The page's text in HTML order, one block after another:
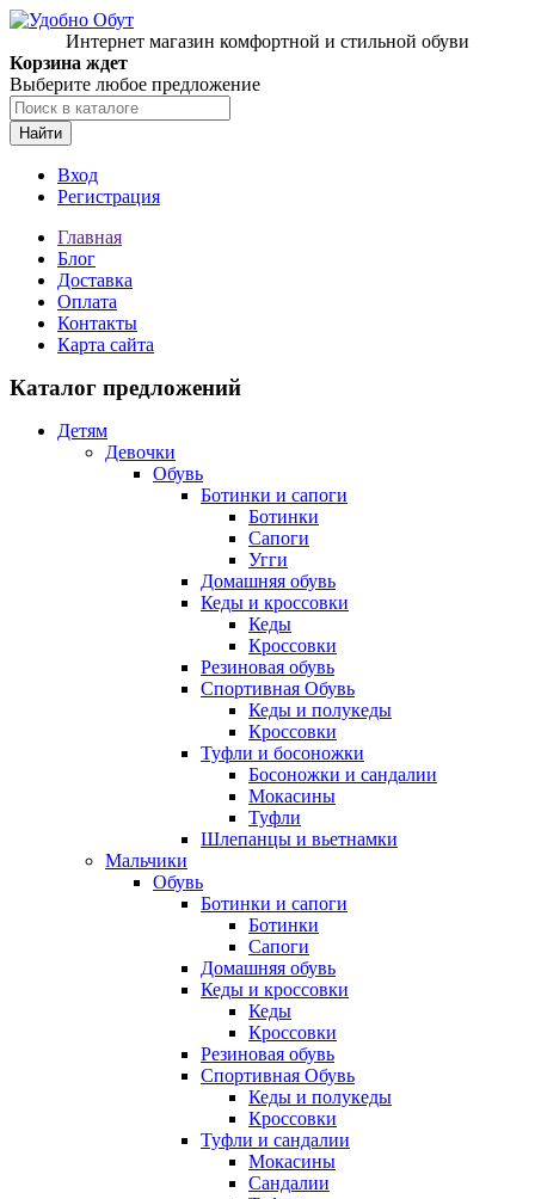
Интернет магазин комфортной и стильной обуви
Корзина ждет
Выберите любое предложение
Найти
Вход
Регистрация
Главная
Блог
Доставка
Оплата
Контакты
Карта сайта
Каталог предложений
Детям
Девочки
Обувь
Ботинки и сапоги
Ботинки
Сапоги
Угги
Домашняя обувь
Кеды и кроссовки
Кеды
Кроссовки
Резиновая обувь
Спортивная Обувь
Кеды и полукеды
Кроссовки
Туфли и босоножки
Босоножки и сандалии
Мокасины
Туфли
Шлепанцы и вьетнамки
Мальчики
Обувь
Ботинки и сапоги
Ботинки
Сапоги
Домашняя обувь
Кеды и кроссовки
Кеды
Кроссовки
Резиновая обувь
Спортивная Обувь
Кеды и полукеды
Кроссовки
Туфли и сандалии
Мокасины
Сандалии